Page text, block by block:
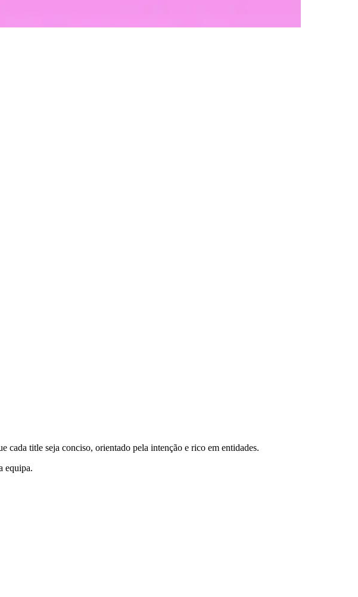
cada title seja conciso, orientado pela intenção e rico em entidades.
equipa.